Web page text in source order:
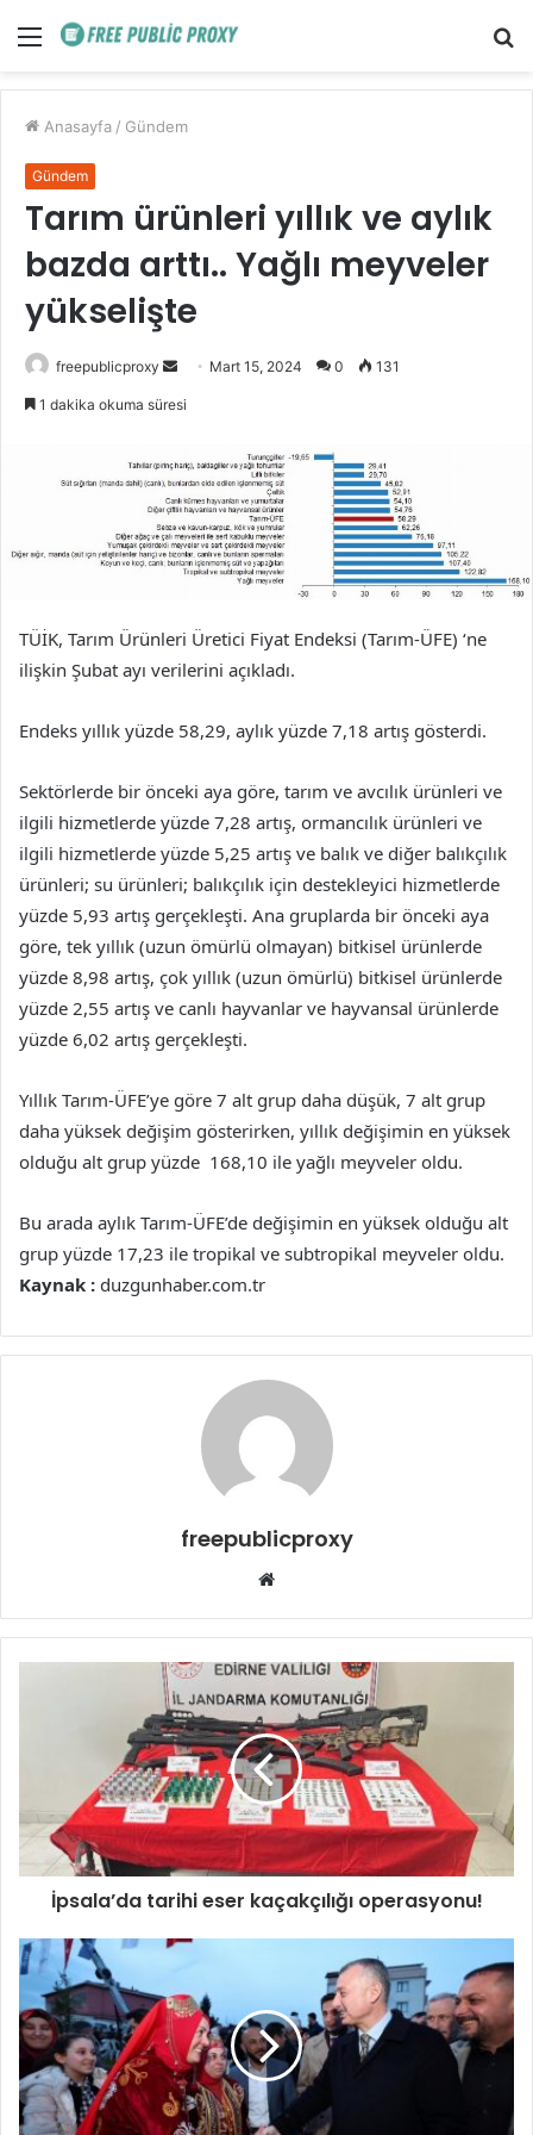
Menü
Anasayfa / Gündem
Gündem
Tarım ürünleri yıllık ve aylık
bazda arttı.. Yağlı meyveler
yükselişte
freepublicproxy
Bir
göndermek
Mart 15, 2024 0 131
1 dakika okuma süresi
TÜİK, Tarım Ürünleri Üretici Fiyat Endeksi (Tarım-ÜFE) ‘ne
ilişkin Şubat ayı verilerini açıkladı.
Endeks yıllık yüzde 58,29, aylık yüzde 7,18 artış gösterdi.
Sektörlerde bir önceki aya göre, tarım ve avcılık ürünleri ve
ilgili hizmetlerde yüzde 7,28 artış, ormancılık ürünleri ve
ilgili hizmetlerde yüzde 5,25 artış ve balık ve diğer balıkçılık
ürünleri; su ürünleri; balıkçılık için destekleyici hizmetlerde
yüzde 5,93 artış gerçekleşti. Ana gruplarda bir önceki aya
göre, tek yıllık (uzun ömürlü olmayan) bitkisel ürünlerde
yüzde 8,98 artış, çok yıllık (uzun ömürlü) bitkisel ürünlerde
yüzde 2,55 artış ve canlı hayvanlar ve hayvansal ürünlerde
yüzde 6,02 artış gerçekleşti.
Yıllık Tarım-ÜFE’ye göre 7 alt grup daha düşük, 7 alt grup
daha yüksek değişim gösterirken, yıllık değişimin en yüksek
olduğu alt grup yüzde 168,10 ile yağlı meyveler oldu.
Bu arada aylık Tarım-ÜFE’de değişimin en yüksek olduğu alt
grup yüzde 17,23 ile tropikal ve subtropikal meyveler oldu.
Kaynak : duzgunhaber.com.tr
freepublicproxy
Web
İpsala’da tarihi eser kaçakçılığı operasyonu!